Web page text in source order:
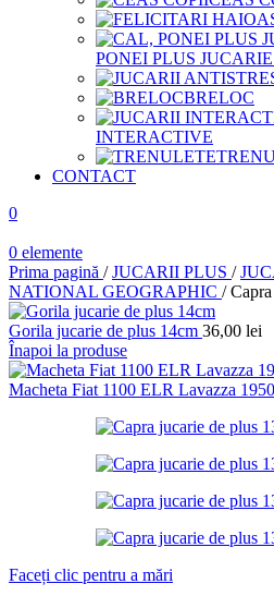
PONEI PLUS
BRELOC
INTERACTIVE
CONTACT
0
0 elemente
Prima pagină / JUCARII PLUS /
NATIONAL GEOGRAPHIC /
Gorila jucarie de plus 14cm 36,00 lei
Înapoi la produse
Macheta Fiat 1100 ELR Lavazza
Faceți clic pentru a mări